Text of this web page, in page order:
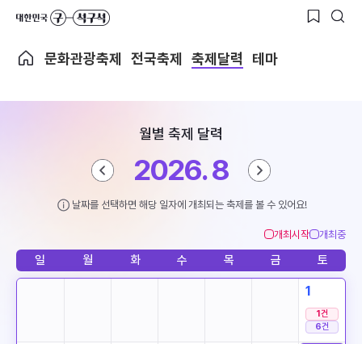
문화관광축제 전국축제 축제달력 테마
월별 축제 달력
2026. 8
날짜를 선택하면 해당 일자에 개최되는 축제를 볼 수 있어요!
개최시작 개최중
일 월 화 수 목 금 토
1
1건
6건